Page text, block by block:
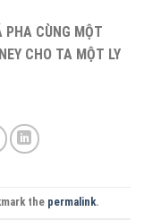
PHA CÙNG MỘT
CHO TA MỘT LY
the permalink.